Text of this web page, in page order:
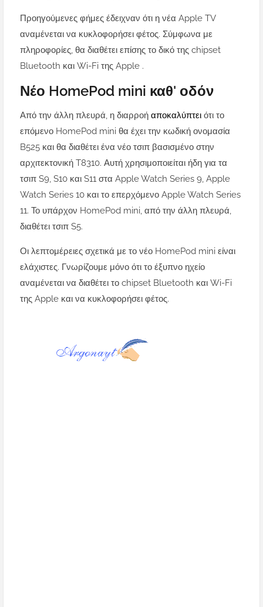
Προηγούμενες φήμες έδειχναν ότι η νέα Apple TV
αναμένεται να κυκλοφορήσει φέτος. Σύμφωνα με
πληροφορίες, θα διαθέτει επίσης το δικό της chipset
Bluetooth και Wi-Fi της Apple .
Νέο HomePod mini καθ' οδόν
Από την άλλη πλευρά, η διαρροή αποκαλύπτει ότι το
επόμενο HomePod mini θα έχει την κωδική ονομασία
B525 και θα διαθέτει ένα νέο τσιπ βασισμένο στην
αρχιτεκτονική T8310. Αυτή χρησιμοποιείται ήδη για τα
τσιπ S9, S10 και S11 στα Apple Watch Series 9, Apple
Watch Series 10 και το επερχόμενο Apple Watch Series
11. Το υπάρχον HomePod mini, από την άλλη πλευρά,
διαθέτει τσιπ S5.
Οι λεπτομέρειες σχετικά με το νέο HomePod mini είναι
ελάχιστες. Γνωρίζουμε μόνο ότι το έξυπνο ηχείο
αναμένεται να διαθέτει το chipset Bluetooth και Wi-Fi
της Apple και να κυκλοφορήσει φέτος.